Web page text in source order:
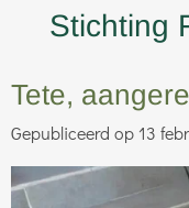
naar
hoofdinhoud
Stichting
Tete,
Gepubliceerd op 13